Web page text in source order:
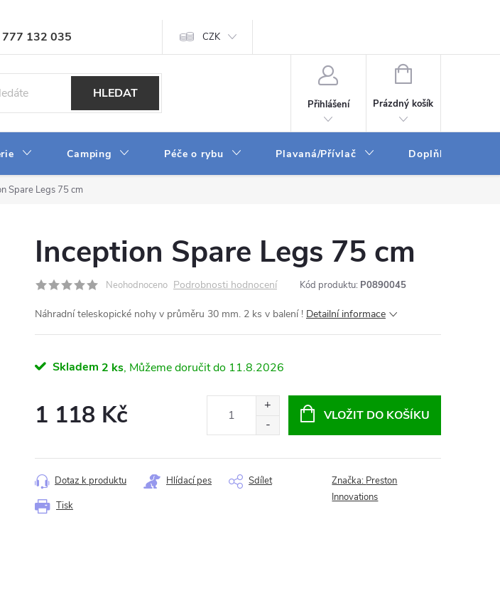
777 132 035Velkoobchod Napište nám Zpracování osobních údajů
CZK
HLEDAT
Přihlášení
NÁKUPNÍ
Prázdný košík
Camping Péče o rybu Plavaná/Přívlač Doplňky a
Spare Legs 75 cm
Inception Spare Legs 75 cm
Neohodnoceno Podrobnosti hodnocení Kód produktu: P0890045
Náhradní teleskopické nohy v průměru 30 mm. 2 ks v balení ! Detailní informace
Skladem 2 ks 11.8.2026
1 118 Kč VLOŽIT DO KOŠÍKU
Tisk
Dotaz k produktu Hlídací pes Sdílet Značka: Preston
Innovations